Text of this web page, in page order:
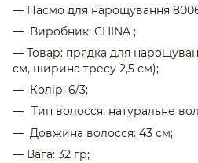
— Пасмо для нарощування
— Виробник: CHINA ;
— Товар: прядка для
см, ширина тресу 2,5 см);
— Колір: 6/3;
Тип волосся: натуральне
— Довжина волосся: 43 см;
— Вага: 32 гр;